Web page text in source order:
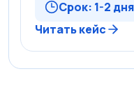
Срок: 1-2 дня
Читать кейс